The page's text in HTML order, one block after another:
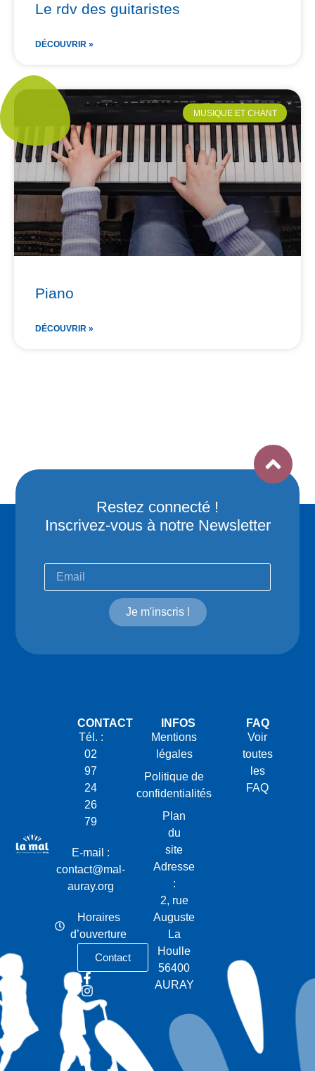
Le rdv des guitaristes
DÉCOUVRIR »
MUSIQUE ET CHANT
Piano
DÉCOUVRIR »
Restez connecté !
Inscrivez-vous à notre Newsletter
Je m'inscris !
CONTACT
Tél. :
02
97
24
26
79
E-mail :
contact@mal-
auray.org
Horaires
d’ouverture
Contact
INFOS
Mentions
légales
Politique de
confidentialités
Plan
du
site
Adresse
:
2, rue
Auguste
La
Houlle
56400
AURAY
FAQ
Voir
toutes
les
FAQ